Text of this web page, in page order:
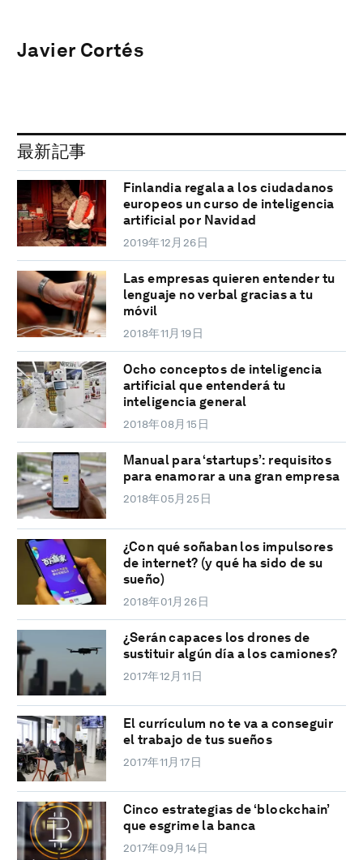
Javier Cortés
最新記事
Finlandia regala a los ciudadanos
europeos un curso de inteligencia
artificial por Navidad
2019年12月26日
Las empresas quieren entender tu
lenguaje no verbal gracias a tu
móvil
2018年11月19日
Ocho conceptos de inteligencia
artificial que entenderá tu
inteligencia general
2018年08月15日
Manual para ‘startups’: requisitos
para enamorar a una gran empresa
2018年05月25日
¿Con qué soñaban los impulsores
de internet? (y qué ha sido de su
sueño)
2018年01月26日
¿Serán capaces los drones de
sustituir algún día a los camiones?
2017年12月11日
El currículum no te va a conseguir
el trabajo de tus sueños
2017年11月17日
Cinco estrategias de ‘blockchain’
que esgrime la banca
2017年09月14日